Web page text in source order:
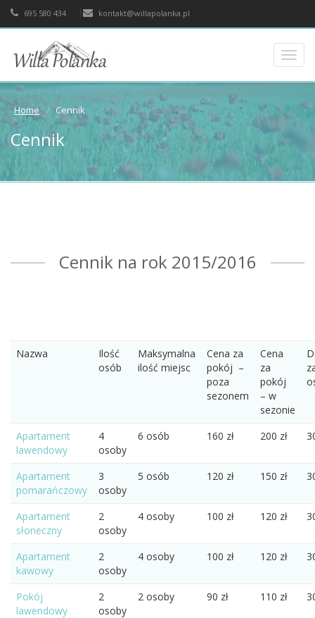
695 580 434 kontakt@willapolanka.pl
Home Cennik
Cennik
Cennik na rok 2015/2016
Nazwa
Ilość
osób
Maksymalna
ilość miejsc
Cena za
pokój –
poza
sezonem
Cena
za
pokój
– w
sezonie
Apartament
lawendowy
4
osoby
6 osób 160 zł 200 zł
Apartament
pomarańczowy
3
osoby
5 osób 120 zł 150 zł
Apartament
słoneczny
2
osoby
4 osoby 100 zł 120 zł
Apartament
kawowy
2
osoby
4 osoby 100 zł 120 zł
Pokój
lawendowy
2
osoby
2 osoby 90 zł 110 zł